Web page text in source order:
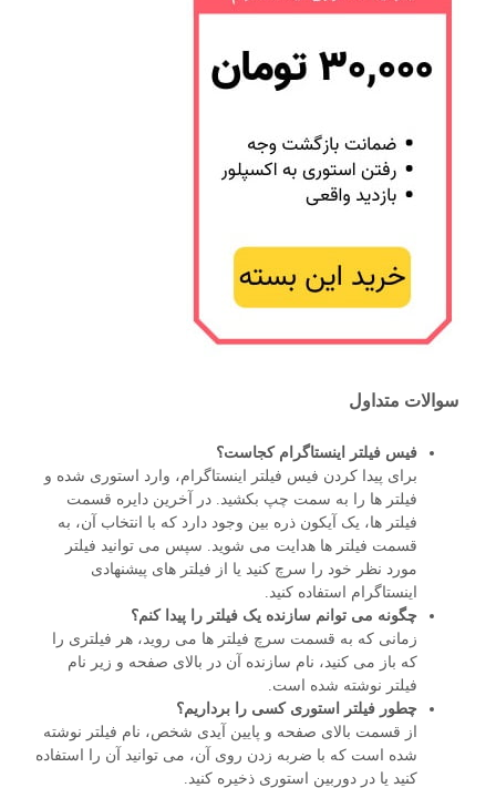
سوالات متداول
فیس فیلتر اینستاگرام کجاست؟
برای پیدا کردن فیس فیلتر اینستاگرام، وارد استوری شده و
فیلتر ها را به سمت چپ بکشید. در آخرین دایره قسمت
فیلتر ها، یک آیکون ذره بین وجود دارد که با انتخاب آن، به
قسمت فیلتر ها هدایت می شوید. سپس می توانید فیلتر
مورد نظر خود را سرچ کنید یا از فیلتر های پیشنهادی
اینستاگرام استفاده کنید.
چگونه می توانم سازنده یک فیلتر را پیدا کنم؟
زمانی که به قسمت سرچ فیلتر ها می روید، هر فیلتری را
که باز می کنید، نام سازنده آن در بالای صفحه و زیر نام
فیلتر نوشته شده است.
چطور فیلتر استوری کسی را برداریم؟
از قسمت بالای صفحه و پایین آیدی شخص، نام فیلتر نوشته
شده است که با ضربه زدن روی آن، می توانید آن را استفاده
کنید یا در دوربین استوری ذخیره کنید.